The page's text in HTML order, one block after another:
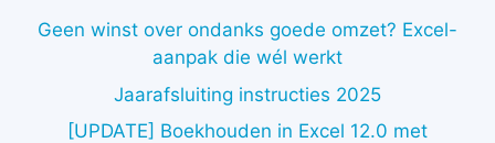
Geen winst over ondanks goede omzet? Excel-
aanpak die wél werkt
Jaarafsluiting instructies 2025
[UPDATE] Boekhouden in Excel 12.0 met